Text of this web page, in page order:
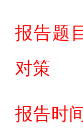
报告题
对策
报告时